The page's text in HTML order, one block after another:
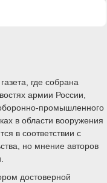
где собрана
армии России,
промышленного
в области вооружения
в соответствии с
но мнение авторов
достоверной